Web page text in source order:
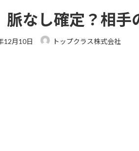
脈なし確定？相
12月10日 トップクラス株式会社